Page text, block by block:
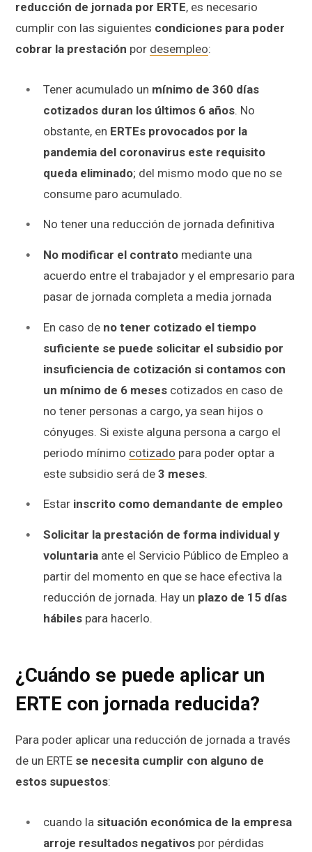
reducción de jornada por ERTE, es necesario
cumplir con las siguientes condiciones para poder
cobrar la prestación por desempleo:
Tener acumulado un mínimo de 360 días
cotizados duran los últimos 6 años. No
obstante, en ERTEs provocados por la
pandemia del coronavirus este requisito
queda eliminado; del mismo modo que no se
consume paro acumulado.
No tener una reducción de jornada definitiva
No modificar el contrato mediante una
acuerdo entre el trabajador y el empresario para
pasar de jornada completa a media jornada
En caso de no tener cotizado el tiempo
suficiente se puede solicitar el subsidio por
insuficiencia de cotización si contamos con
un mínimo de 6 meses cotizados en caso de
no tener personas a cargo, ya sean hijos o
cónyuges. Si existe alguna persona a cargo el
periodo mínimo cotizado para poder optar a
este subsidio será de 3 meses.
Estar inscrito como demandante de empleo
Solicitar la prestación de forma individual y
voluntaria ante el Servicio Público de Empleo a
partir del momento en que se hace efectiva la
reducción de jornada. Hay un plazo de 15 días
hábiles para hacerlo.
¿Cuándo se puede aplicar un
ERTE con jornada reducida?
Para poder aplicar una reducción de jornada a través
de un ERTE se necesita cumplir con alguno de
estos supuestos:
cuando la situación económica de la empresa
arroje resultados negativos por pérdidas